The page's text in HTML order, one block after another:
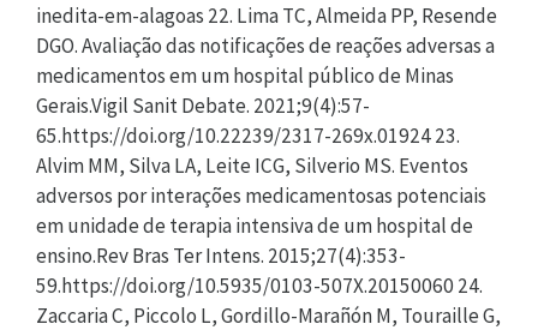
inedita-em-alagoas 22. Lima TC, Almeida PP, Resende
DGO. Avaliação das notificações de reações adversas a
medicamentos em um hospital público de Minas
Gerais.Vigil Sanit Debate. 2021;9(4):57-
65.https://doi.org/10.22239/2317-269x.01924 23.
Alvim MM, Silva LA, Leite ICG, Silverio MS. Eventos
adversos por interações medicamentosas potenciais
em unidade de terapia intensiva de um hospital de
ensino.Rev Bras Ter Intens. 2015;27(4):353-
59.https://doi.org/10.5935/0103-507X.20150060 24.
Zaccaria C, Piccolo L, Gordillo-Marañón M, Touraille G,